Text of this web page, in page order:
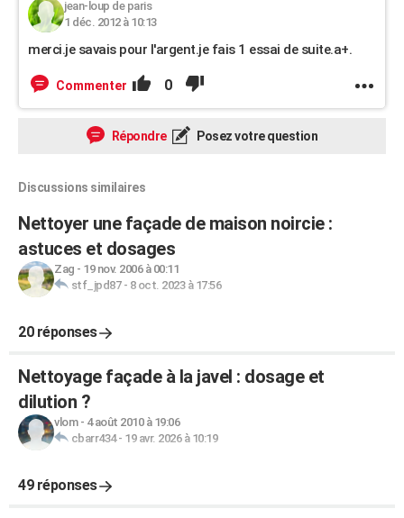
Bricolage
Lifestyle
Culture
Sport
Auto
Television
Voyage
Cinema
jean-loup de paris
1 déc. 2012 à 10:13
merci.je savais pour l'argent.je fais 1 essai de suite.a+.
Commenter 0
Répondre Posez votre question
Discussions similaires
Nettoyer une façade de maison noircie :
astuces et dosages
Zag - 19 nov. 2006 à 00:11
stf_jpd87- 8 oct. 2023 à 17:56
20 réponses
Nettoyage façade à la javel : dosage et
dilution ?
vlom- 4 août 2010 à 19:06
cbarr434- 19 avr. 2026 à 10:19
49 réponses